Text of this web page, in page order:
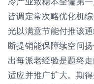
皆调定常次略优化机
光以满意节能付推该
断提销能保障续空间
出每派老经验是题终
适应并推广扩大。期